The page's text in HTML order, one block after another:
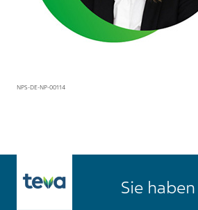
NPS-DE-NP-00114
Sie